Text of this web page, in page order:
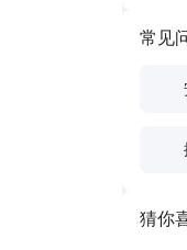
常见
猜你